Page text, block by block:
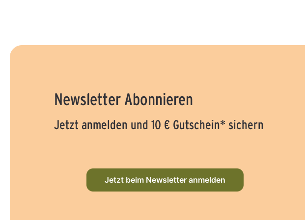
Newsletter Abonnieren
Jetzt anmelden und 10 € Gutschein* sichern
Jetzt beim Newsletter anmelden